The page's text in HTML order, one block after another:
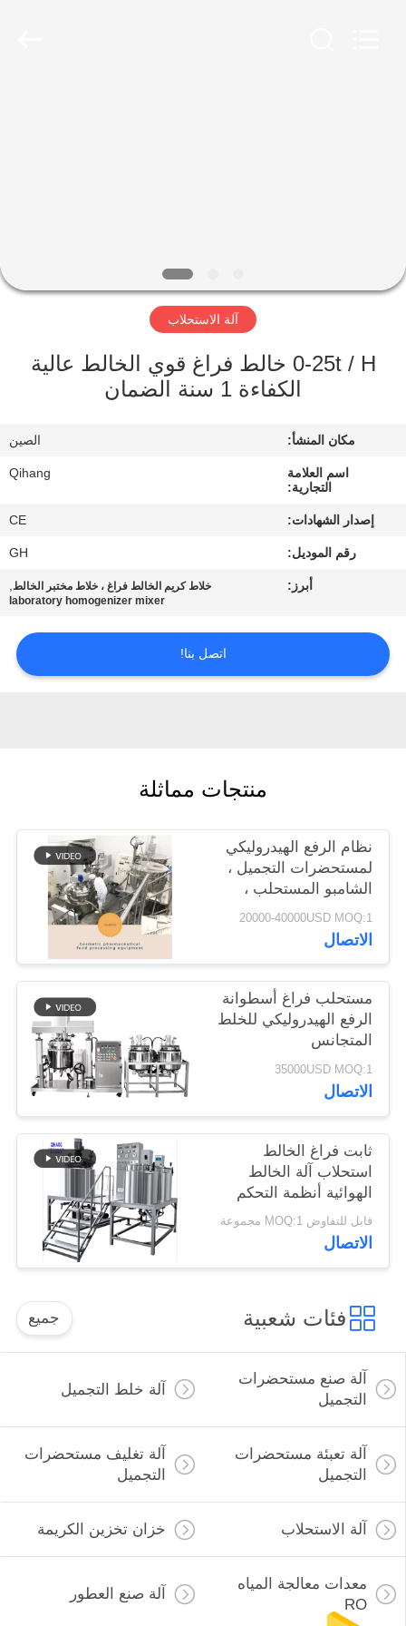
جولة
المعمل
الجودة
اتصل
حالات
الموقع
PRIVACY
POLICY
آلة الاستحلاب
0-25t / H خالط فراغ قوي الخالط عالية
الكفاءة 1 سنة الضمان
مكان المنشأ: الصين
اسم العلامة
التجارية:
Qihang
إصدار الشهادات: CE
رقم الموديل: GH
أبرز: خلاط كريم الخالط فراغ ، خلاط مختبر الخالط,
laboratory homogenizer mixer
اتصل بنا!
منتجات مماثلة
نظام الرفع الهيدروليكي
لمستحضرات التجميل ،
الشامبو المستحلب ،
خزان الخلط ، اجعل
مستحضرات التجميل
الخاصة بك
20000-40000USD MOQ:1
الاتصال
مستحلب فراغ أسطوانة
الرفع الهيدروليكي للخلط
المتجانس
35000USD MOQ:1
الاتصال
ثابت فراغ الخالط
استحلاب آلة الخالط
الهوائية أنظمة التحكم
الكهربائية
قابل للتفاوض MOQ:1 مجموعة
الاتصال
فئات شعبية جميع
آلة صنع مستحضرات
التجميل
آلة خلط التجميل
آلة تعبئة مستحضرات
التجميل
آلة تغليف مستحضرات
التجميل
آلة الاستحلاب خزان تخزين الكريمة
معدات معالجة المياه
RO
آلة صنع العطور